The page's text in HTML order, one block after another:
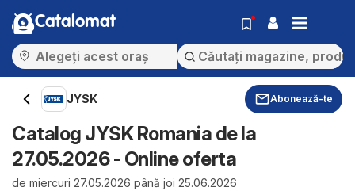
Catalomat
JYSK Abonează-te
Catalog JYSK Romania de la
27.05.2026 - Online oferta
de miercuri 27.05.2026 până joi 25.06.2026